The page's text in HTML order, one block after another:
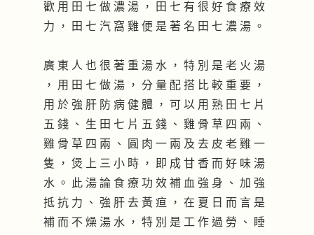
歡 用 田 七 做 濃 湯 ， 田 七 有 很 好 食 療 效
力 ， 田 七 汽 窩 雞 便 是 著 名 田 七 濃 湯 。
廣 東 人 也 很 著 重 湯 水 ， 特 別 是 老 火 湯
， 用 田 七 做 湯 ， 分 量 配 搭 比 較 重 要 ，
用 於 強 肝 防 病 健 體 ， 可 以 用 熟 田 七 片
五 錢 、 生 田 七 片 五 錢 、 雞 骨 草 四 兩 、
雞 骨 草 四 兩 、 圓 肉 一 兩 及 去 皮 老 雞 一
隻 ， 煲 上 三 小 時 ， 即 成 甘 香 而 好 味 湯
水 。 此 湯 論 食 療 功 效 補 血 強 身 、 加 強
抵 抗 力 、 強 肝 去 黃 疸 ， 在 夏 日 而 言 是
補 而 不 燥 湯 水 ， 特 別 是 工 作 過 勞 、 睡